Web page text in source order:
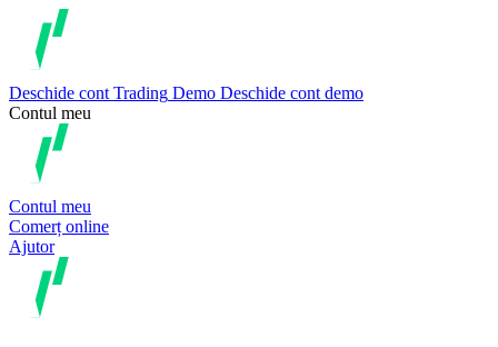
Deschide cont Trading Demo Deschide cont demo
Contul meu
Contul meu
Comerț online
Ajutor